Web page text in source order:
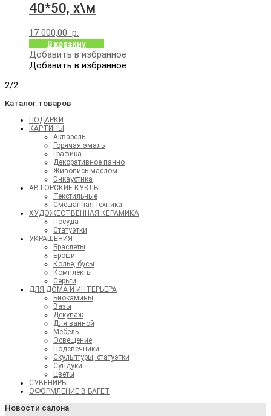
40*50, х\м
17 000,00 р.
В корзину
Добавить в избранное
Добавить в избранное
2/2
Каталог товаров
ПОДАРКИ
КАРТИНЫ
Акварель
Горячая эмаль
Графика
Декоративное панно
Живопись маслом
Энкаустика
АВТОРСКИЕ КУКЛЫ
Текстильные
Смешанная техника
ХУДОЖЕСТВЕННАЯ КЕРАМИКА
Посуда
Статуэтки
УКРАШЕНИЯ
Браслеты
Броши
Колье, бусы
Комплекты
Серьги
ДЛЯ ДОМА И ИНТЕРЬЕРА
Биокамины
Вазы
Декупаж
Для ванной
Мебель
Освещение
Подсвечники
Скульптуры, статуэтки
Сундуки
Цветы
СУВЕНИРЫ
ОФОРМЛЕНИЕ В БАГЕТ
Новости салона